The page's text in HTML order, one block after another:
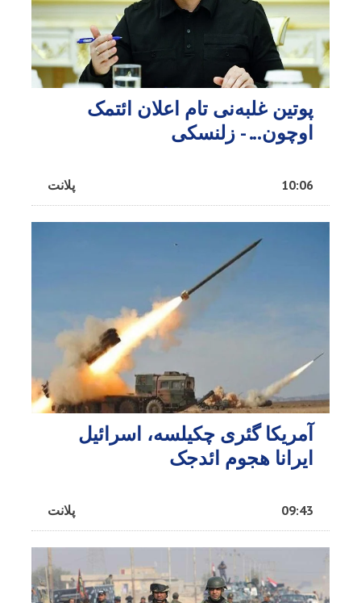
پوتین غلبه‌نی تام اعلان ائتمک
اوچون... - زلنسکی
پلانت 10:06
آمریکا گئری چکیلسه، اسرائیل
ایرانا هجوم ائد‌جک
پلانت 09:43